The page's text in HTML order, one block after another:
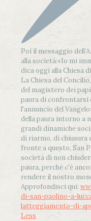
Poi il messaggio
alla società:«Io mi
dica oggi alla Chiesa
La Chiesa del
del magistero dei papi
paura di confrontarsi
l'annuncio del
della paura intorno a
grandi dinamiche
di riarmo, di chiusura
fronte a questo, San
società di non
paura, perché c'è
rendere il nostro
Approfondisci qui:
di-san-paolino-a-
latteggiamento-di-
Less